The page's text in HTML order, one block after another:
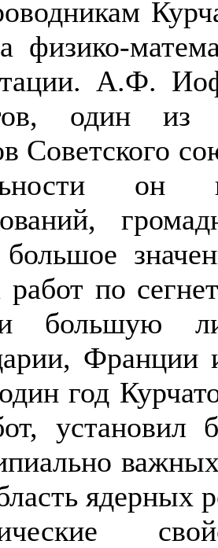
физико-
А.Ф.
один из
Советского
он
работ по
большую
Франции
год
установил
ядерных